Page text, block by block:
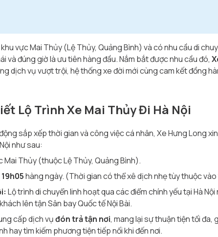
vực Mai Thủy (Lệ Thủy, Quảng Bình) và có nhu cầu di
và đúng giờ là ưu tiên hàng đầu. Nắm bắt được nhu cầu đó,
dịch vụ vượt trội, hệ thống xe đời mới cùng cam kết đồng
Lộ Trình Xe Mai Thủy Đi Hà Nội
sắp xếp thời gian và công việc cá nhân, Xe Hưng Long
như sau:
Mai Thủy (thuộc Lệ Thủy, Quảng Bình).
19h05hàng ngày. (Thời gian có thể xê dịch nhẹ tùy thuộc
Lộ trình di chuyển linh hoạt qua các điểm chính yếu tại Hà
lên tận Sân bay Quốc tế Nội Bài.
cấp dịch vụđón trả tận nơi, mang lại sự thuận tiện tối đa,
hay tìm kiếm phương tiện tiếp nối khi đến nơi.